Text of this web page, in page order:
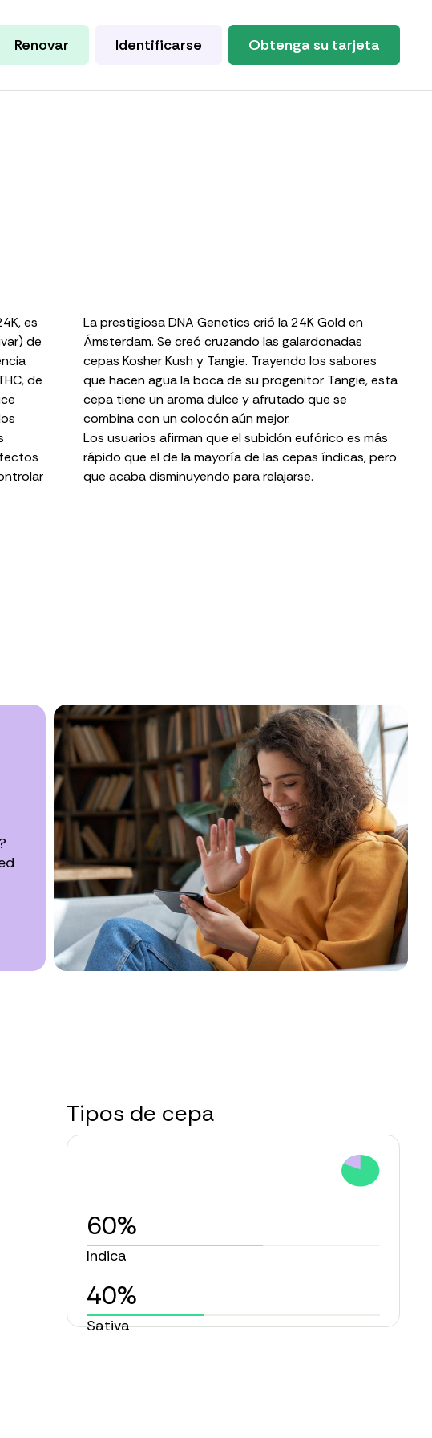
Renovar Identificarse Obtenga su tarjeta
es
de
, de
La prestigiosa DNA Genetics crió la 24K Gold en
Ámsterdam. Se creó cruzando las galardonadas
cepas Kosher Kush y Tangie. Trayendo los sabores
que hacen agua la boca de su progenitor Tangie, esta
cepa tiene un aroma dulce y afrutado que se
combina con un colocón aún mejor.
Los usuarios afirman que el subidón eufórico es más
rápido que el de la mayoría de las cepas índicas, pero
que acaba disminuyendo para relajarse.
Tipos de cepa
60%
Indica
40%
Sativa